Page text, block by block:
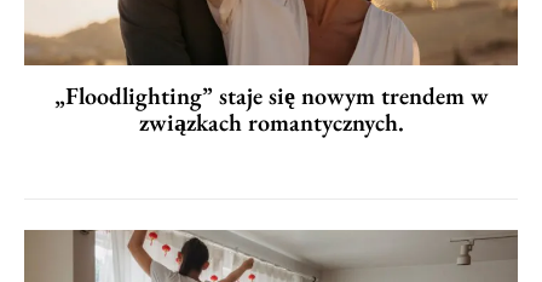
„Floodlighting” staje się nowym trendem w
związkach romantycznych.